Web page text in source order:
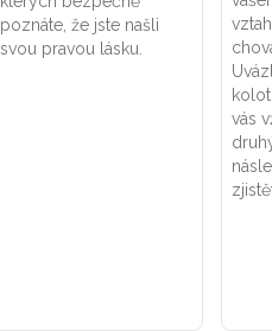
poznáte, že jste našli
svou pravou lásku.
vás